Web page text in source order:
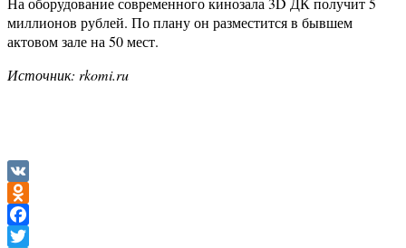
миллионов рублей. По плану он разместится в бывшем
актовом зале на 50 мест.
Источник: rkomi.ru
VK
Odnoklassniki
Facebook